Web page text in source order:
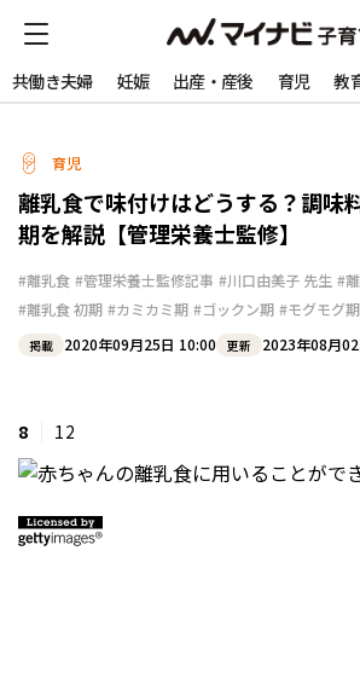
共働き夫婦 妊娠 出産・産後 育児 教
育児
離乳食で味付けはどうする？調味
期を解説【管理栄養士監修】
#離乳食 #管理栄養士監修記事 #川口由美子 先生 #
#離乳食 初期 #カミカミ期 #ゴックン期 #モグモグ期
掲載 2020年09月25日 10:00 更新 2023年08月
8 12